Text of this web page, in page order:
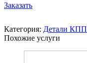
Заказать
Категория: Детали
Похожие услуги